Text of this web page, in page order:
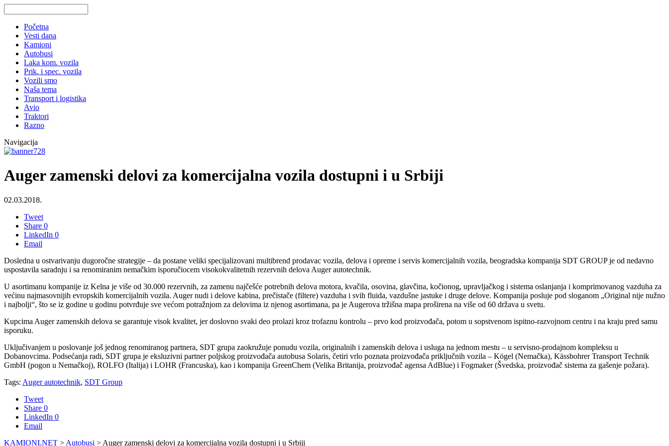
Početna
Vesti dana
Kamioni
Autobusi
Laka kom. vozila
Prik. i spec. vozila
Vozili smo
Naša tema
Transport i logistika
Avio
Traktori
Razno
Navigacija
Auger zamenski delovi za komercijalna vozila dostupni i u Srbiji
02.03.2018.
Tweet
Share 0
LinkedIn 0
Email
Dosledna u ostvarivanju dugoročne strategije – da postane veliki specijalizovani multibrend prodavac vozila, delova i opreme i servis komercijalnih vozila, beogradska kompanija SDT GROUP je od nedavno
uspostavila saradnju i sa renomiranim nemačkim isporučiocem visokokvalitetnih rezervnih delova Auger autotechnik.
U asortimanu kompanije iz Kelna je više od 30.000 rezervnih, za zamenu najčešće potrebnih delova motora, kvačila, osovina, glavčina, kočionog, upravljačkog i sistema oslanjanja i komprimovanog vazduha za
većinu najmasovnijih evropskih komercijalnih vozila. Auger nudi i delove kabina, prečistače (filtere) vazduha i svih fluida, vazdušne jastuke i druge delove. Kompanija posluje pod sloganom „Original nije nužno
i najbolji“, što se iz godine u godinu potvrđuje sve većom potražnjom za delovima iz njenog asortimana, pa je Augerova tržišna mapa proširena na više od 60 država u svetu.
Kupcima Auger zamenskih delova se garantuje visok kvalitet, jer doslovno svaki deo prolazi kroz trofaznu kontrolu – prvo kod proizvođača, potom u sopstvenom ispitno-razvojnom centru i na kraju pred samu
isporuku.
Uključivanjem u poslovanje još jednog renomiranog partnera, SDT grupa zaokružuje ponudu vozila, originalnih i zamenskih delova i usluga na jednom mestu – u servisno-prodajnom kompleksu u
Dobanovcima. Podsećanja radi, SDT grupa je eksluzivni partner poljskog proizvođača autobusa Solaris, četiri vrlo poznata proizvođača priključnih vozila – Kögel (Nemačka), Kässbohrer Transport Technik
GmbH (pogon u Nemačkoj), ROLFO (Italija) i LOHR (Francuska), kao i kompanija GreenChem (Velika Britanija, proizvođač agensa AdBlue) i Fogmaker (Švedska, proizvođač sistema za gašenje požara).
Tags: Auger autotechnik, SDT Group
Tweet
Share 0
LinkedIn 0
Email
KAMIONI.NET > Autobusi > Auger zamenski delovi za komercijalna vozila dostupni i u Srbiji